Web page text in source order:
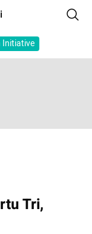
Initiative
Tri,